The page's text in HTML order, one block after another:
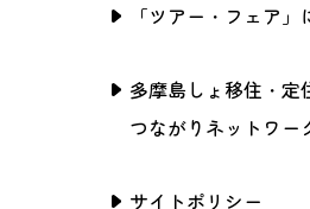
「ツアー・フェア
多摩島しょ移住・定
つながりネットワー
サイトポリシー